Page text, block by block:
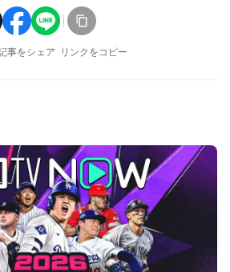
事をシェア リンクをコピー